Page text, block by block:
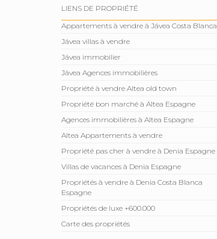
LIENS DE PROPRIÉTÉ
Appartements à vendre à Jávea Costa Blanca
Jávea villas à vendre
Jávea immobilier
Jávea Agences immobilières
Propriété à vendre Altea old town
Propriété bon marché à Altea Espagne
Agences immobilières à Altea Espagne
Altea Appartements à vendre
Propriété pas cher à vendre à Denia Espagne
Villas de vacances à Denia Espagne
Propriétés à vendre à Denia Costa Blanca
Espagne
Propriétés de luxe +600.000
Carte des propriétés